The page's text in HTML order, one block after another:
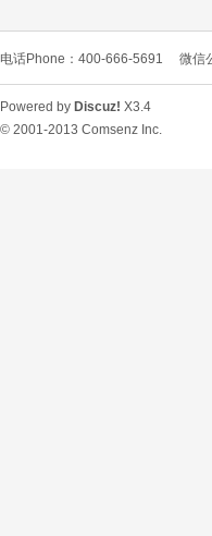
L
电话Phone：400-666-5691 微信
Powered by Discuz! X3.4
© 2001-2013 Comsenz Inc.